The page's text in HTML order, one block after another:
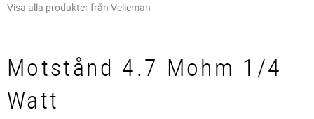
Visa alla produkter från Velleman
Motstånd 4.7 Mohm 1/4
Watt